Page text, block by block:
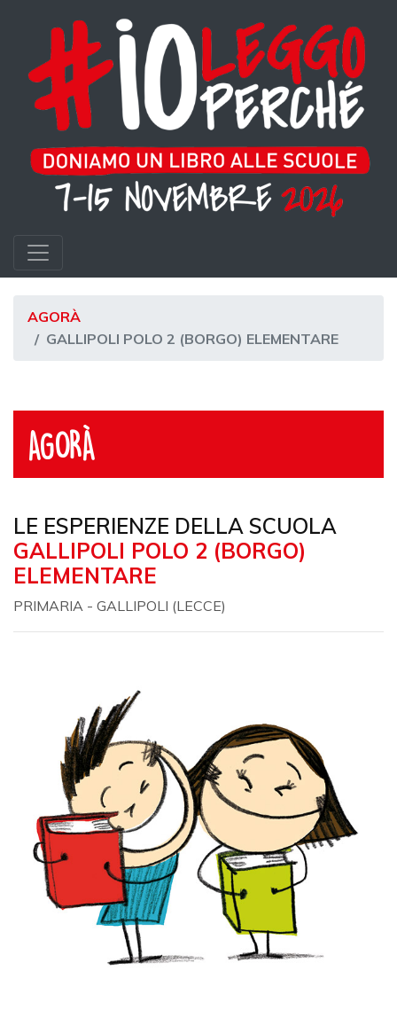
AGORÀ
GALLIPOLI POLO 2 (BORGO) ELEMENTARE
AGORÀ
LE ESPERIENZE DELLA SCUOLA
GALLIPOLI POLO 2 (BORGO)
ELEMENTARE
PRIMARIA - GALLIPOLI (LECCE)